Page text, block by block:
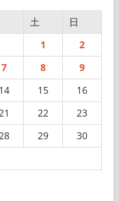
土
日
1
2
7 8
9
14 15
16
22
23
29
30